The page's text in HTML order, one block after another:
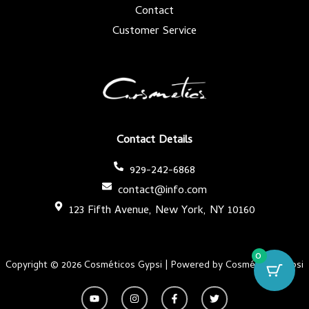
Contact Details
929-242-6868
contact@info.com
123 Fifth Avenue, New York, NY 10160
Contact
Customer Service
Copyright © 2026 Cosméticos Gypsi | Powered by Cosméticos Gypsi
Y
o
I
n
F
a
T
w
0